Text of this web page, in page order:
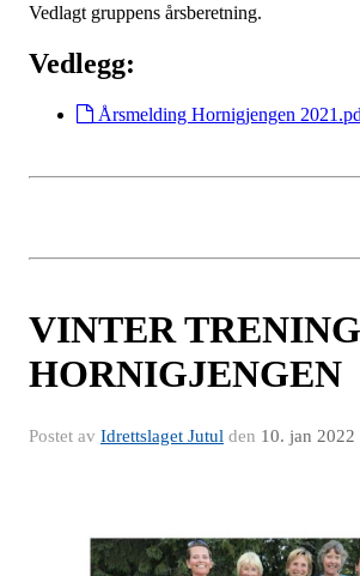
Vedlagt gruppens årsberetning.
Vedlegg:
Årsmelding Hornigjengen
VINTER
HORNIGJENGEN
Postet av Idrettslaget Jutul den 10. jan 2022